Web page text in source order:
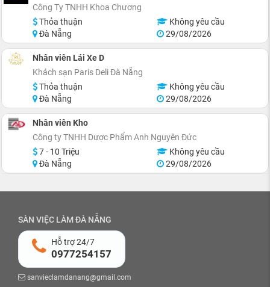
Công Ty TNHH Khoa Chương
Thỏa thuận
Không yêu cầu
Đà Nẵng
29/08/2026
Nhân viên Lái Xe D
Khách sạn Paris Deli Đà Nẵng
Thỏa thuận
Không yêu cầu
Đà Nẵng
29/08/2026
Nhân viên Kho
Công ty TNHH Dược Phẩm Anh Nguyên Đức
7 - 10 Triệu
Không yêu cầu
Đà Nẵng
29/08/2026
SÀN VIỆC LÀM ĐÀ NẴNG
Hỗ trợ 24/7
0977254157
sanvieclamdanang@gmail.com